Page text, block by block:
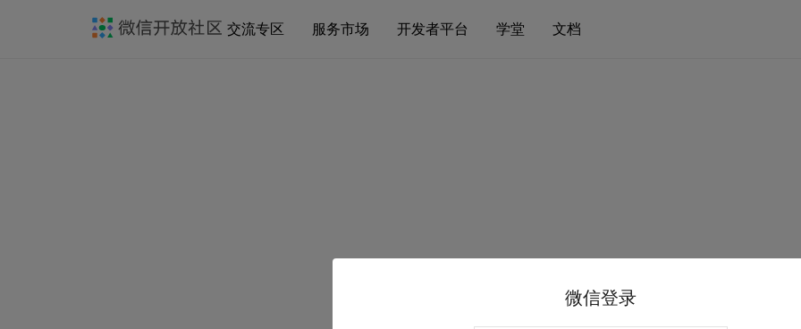
交流专区 服务市场 开发者平台 学堂 文档
微信登录